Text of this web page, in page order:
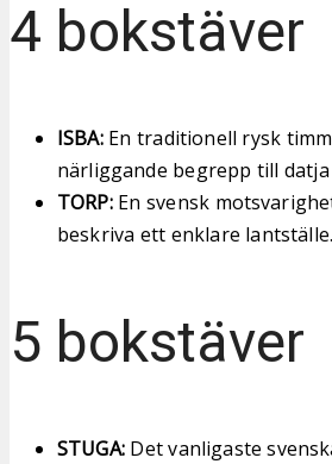
4 bokstäver
ISBA:En traditionell rysk
närliggande begrepp till
TORP:En svensk
beskriva ett enklare lantställe.
5 bokstäver
STUGA:Det vanligaste